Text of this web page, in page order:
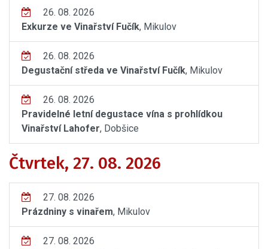
26. 08. 2026
Exkurze ve Vinařství Fučík, Mikulov
26. 08. 2026
Degustační středa ve Vinařství Fučík, Mikulov
26. 08. 2026
Pravidelné letní degustace vína s prohlídkou
Vinařství Lahofer, Dobšice
Čtvrtek, 27. 08. 2026
27. 08. 2026
Prázdniny s vinařem, Mikulov
27. 08. 2026